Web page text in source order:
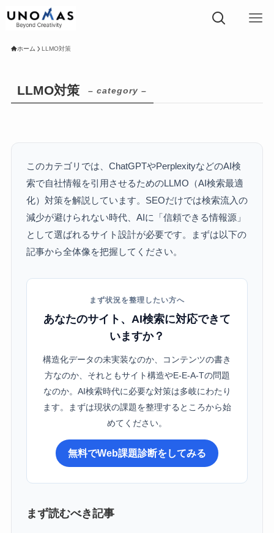
ホーム LLMO対策
LLMO対策 – category –
このカテゴリでは、ChatGPTやPerplexityなどのAI検
索で自社情報を引用させるためのLLMO（AI検索最適
化）対策を解説しています。SEOだけでは検索流入の
減少が避けられない時代、AIに「信頼できる情報源」
として選ばれるサイト設計が必要です。まずは以下の
記事から全体像を把握してください。
まず状況を整理したい方へ
あなたのサイト、AI検索に対応できて
いますか？
構造化データの未実装なのか、コンテンツの書き
方なのか、それともサイト構造やE-E-A-Tの問題
なのか。AI検索時代に必要な対策は多岐にわたり
ます。まずは現状の課題を整理するところから始
めてください。
無料でWeb課題診断をしてみる
まず読むべき記事